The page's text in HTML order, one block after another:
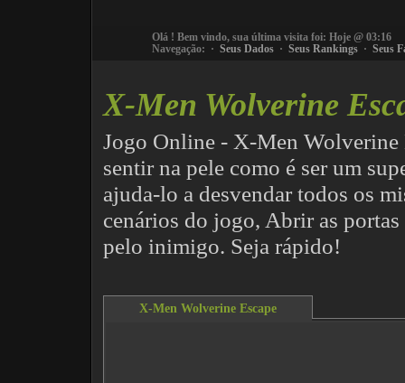
Olá ! Bem vindo, sua última visita foi: Hoje @ 03:16
Navegação: · Seus Dados · Seus Rankings · Seus
X-Men Wolverine
Jogo Online - X-Men Wolverine
sentir na pele como é ser um
ajuda-lo a desvendar todos os
cenários do jogo, Abrir as portas
pelo inimigo. Seja rápido!
X-Men Wolverine Escape